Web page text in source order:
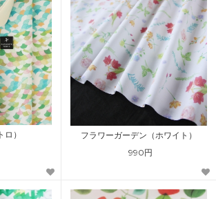
） フラワーガーデン（ホワイト）
990円